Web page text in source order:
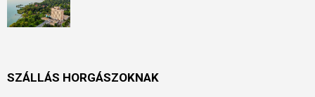
SZÁLLÁS HORGÁSZOKNAK